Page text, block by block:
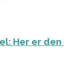
Her er